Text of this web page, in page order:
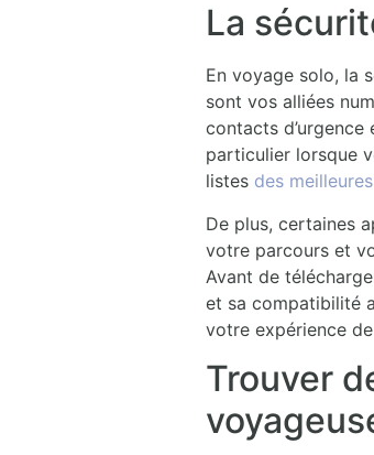
La
En voyage solo, la
sont vos alliées
contacts
particulier lorsque
listes des
De plus, certaines
votre parcours et
Avant de
et sa compatibilité
votre expérience
Trouver